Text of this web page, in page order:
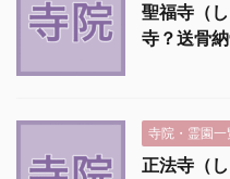
聖福寺（
寺？送骨
寺院・霊園一
正法寺（